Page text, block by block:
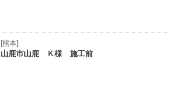
[熊本]
山鹿市山鹿 Ｋ様 施工前